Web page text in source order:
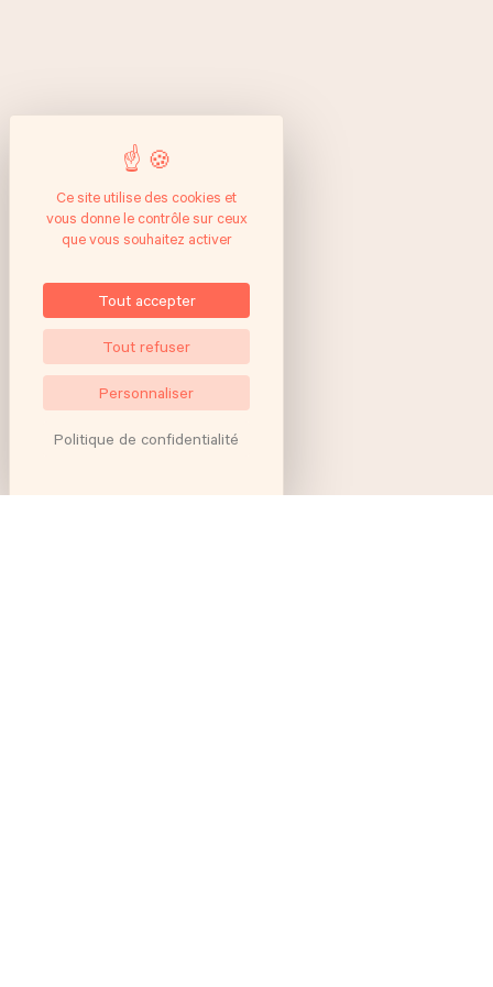
Ce site utilise des cookies et
vous donne le contrôle sur ceux
que vous souhaitez activer
Tout accepter
Tout refuser
Personnaliser
Politique de confidentialité